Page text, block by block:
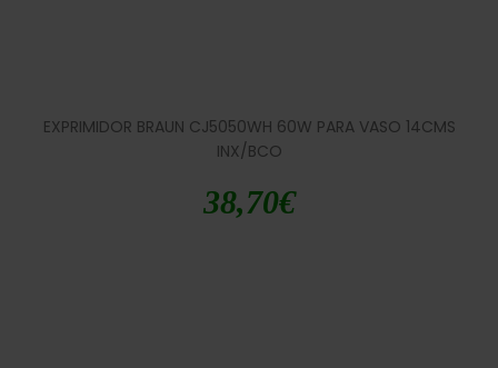
EXPRIMIDOR BRAUN CJ5050WH 60W PARA VASO 14CMS
INX/BCO
38,70€